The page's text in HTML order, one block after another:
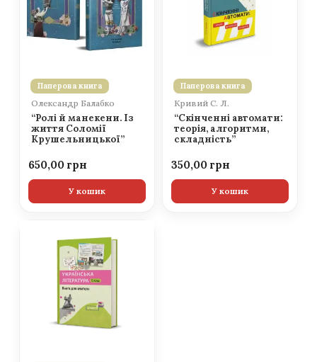
Паперова книга
Олександр Балабко
“Ролі й манекени. Із
життя Соломії
Крушельницької”
650,00
У кошик
Паперова книга
Кривий С. Л.
“Скінченні автомати:
теорія, алгоритми,
складність”
350,00
У кошик